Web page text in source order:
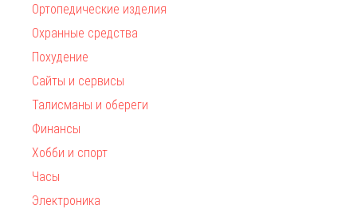
Ортопедические изделия
Охранные средства
Похудение
Сайты и сервисы
Талисманы и обереги
Финансы
Хобби и спорт
Часы
Электроника